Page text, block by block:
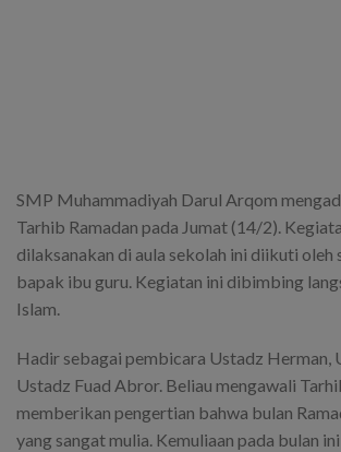
SMP Muhammadiyah Darul Arqom
Tarhib Ramadan pada Jumat (14/2).
dilaksanakan di aula sekolah ini diikuti oleh
bapak ibu guru. Kegiatan ini dibimbing
Islam.
Hadir sebagai pembicara Ustadz Herman,
Ustadz Fuad Abror. Beliau mengawali
memberikan pengertian bahwa bulan
yang sangat mulia. Kemuliaan pada bulan